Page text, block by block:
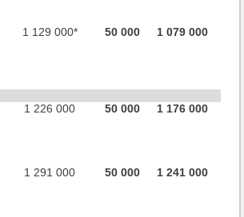
1 129 000* 50 000 1 079 000
1 226 000 50 000 1 176 000
1 291 000 50 000 1 241 000